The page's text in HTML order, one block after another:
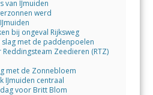
van IJmuiden
werd
bij ongeval Rijksweg
met de paddenpoelen
Zeedieren (RTZ)
met de Zonnebloem
IJmuiden centraal
voor Britt Blom